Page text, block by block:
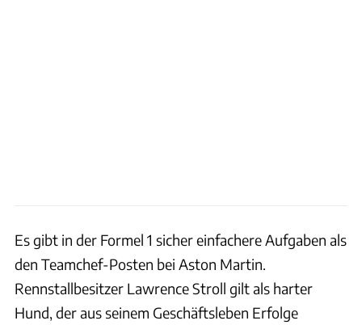
Es gibt in der Formel 1 sicher einfachere Aufgaben als
den Teamchef-Posten bei Aston Martin.
Rennstallbesitzer Lawrence Stroll gilt als harter
Hund, der aus seinem Geschäftsleben Erfolge